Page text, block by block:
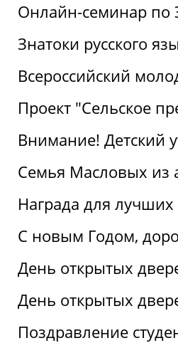
Онлайн-семинар по
Знатоки русского
Всероссийский
Проект "Сельское
Внимание! Детский
Семья Масловых из
Награда для лучших
С новым Годом,
День открытых
День открытых
Поздравление